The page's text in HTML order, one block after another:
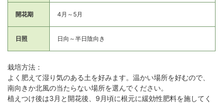
開花期 4月～5月
日照 日向～半日陰向き
栽培方法：
よく肥えて湿り気のある土を好みます。温かい場所を好むので、
南向きか北風の当たらない場所を選んでください。
植えつけ後は3月と開花後、9月頃に根元に緩効性肥料を施してく